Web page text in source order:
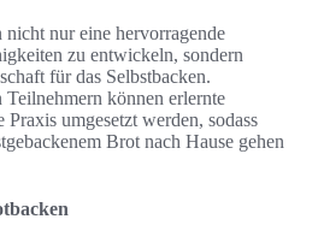
nur eine hervorragende
zu entwickeln, sondern
für das Selbstbacken.
Teilnehmern können erlernte
umgesetzt werden, sodass
Brot nach Hause gehen